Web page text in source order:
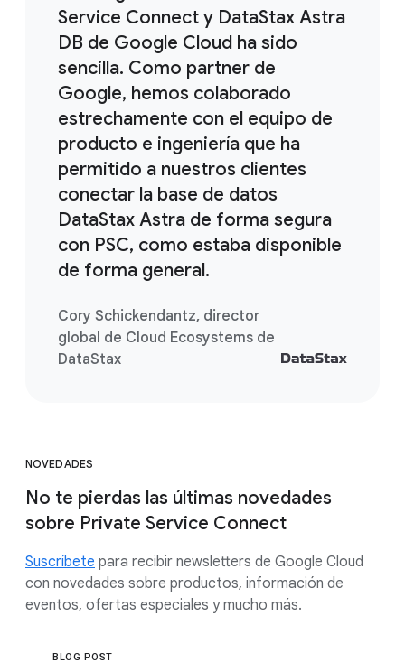
Service Connect y DataStax Astra
DB de Google Cloud ha sido
sencilla. Como partner de
Google, hemos colaborado
estrechamente con el equipo de
producto e ingeniería que ha
permitido a nuestros clientes
conectar la base de datos
DataStax Astra de forma segura
con PSC, como estaba disponible
de forma general.
Cory Schickendantz, director
global de Cloud Ecosystems de
DataStax
NOVEDADES
No te pierdas las últimas novedades
sobre Private Service Connect
Suscríbete para recibir newsletters de Google Cloud
con novedades sobre productos, información de
eventos, ofertas especiales y mucho más.
BLOG POST